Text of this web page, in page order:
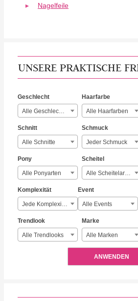
Nagelfeile
UNSERE PRAKTISCHE
Geschlecht
Alle Geschlechter
Haarfarbe
Alle Haarfarben
Schnitt
Alle Schnitte
Schmuck
Jeder Schmuck
Pony
Alle Ponyarten
Scheitel
Alle Scheitelarten
Komplexität
Jede Komplexität
Event
Alle Events
Trendlook
Alle Trendlooks
Marke
Alle Marken
ANWENDEN